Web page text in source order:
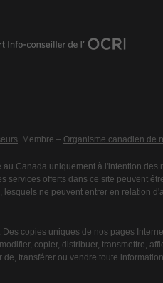
. Membre – Organisme canadien de
Canada uniquement à l'intention
services offerts dans ce site peuvent
ne peuvent entrer en relation
copies uniques de nos pages
copier, distribuer, transmettre,
transférer ou vendre toute